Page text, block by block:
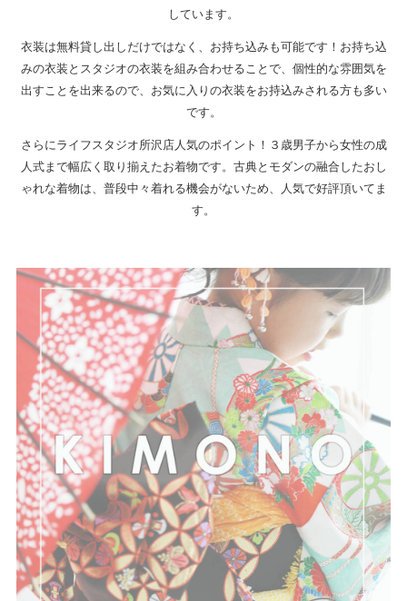
しています。
衣装は無料貸し出しだけではなく、お持ち込みも可能です！お持ち込
みの衣装とスタジオの衣装を組み合わせることで、個性的な雰囲気を
出すことを出来るので、お気に入りの衣装をお持込みされる方も多い
です。
さらにライフスタジオ所沢店人気のポイント！３歳男子から女性の成
人式まで幅広く取り揃えたお着物です。古典とモダンの融合したおし
ゃれな着物は、普段中々着れる機会がないため、人気で好評頂いてま
す。